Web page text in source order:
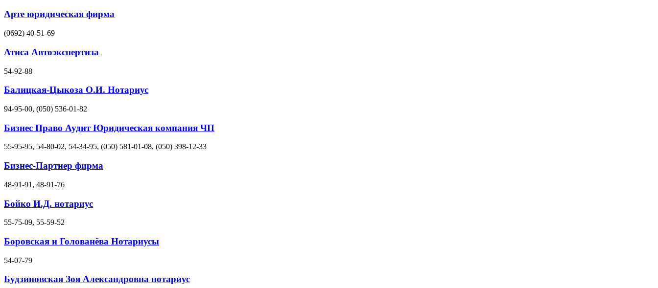
Арте юридическая фирма
(0692) 40-51-69
Атиса Автоэкспертиза
54-92-88
Балицкая-Цыкоза О.И. Нотариус
94-95-00, (050) 536-01-82
Бизнес Право Аудит Юридическая компания ЧП
55-95-95, 54-80-02, 54-34-95, (050) 581-01-08, (050) 398-12-33
Бизнес-Партнер фирма
48-91-91, 48-91-76
Бойко И.Д. нотариус
55-75-09, 55-59-52
Боровская и Голованёва Нотариусы
54-07-79
Будзиновская Зоя Александровна нотариус